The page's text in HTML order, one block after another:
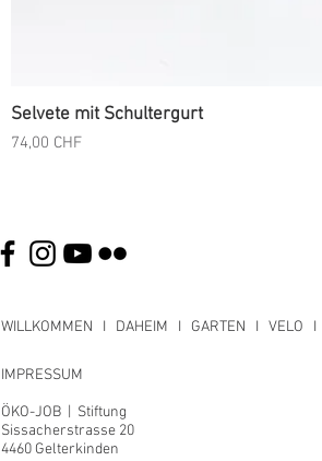
Selvete mit Schultergurt
Preis
74,00 CHF
WILLKOMMEN I DAHEIM I GARTEN I VELO I
IMPRESSUM
ÖKO-JOB | Stiftung
Sissacherstrasse 20
4460 Gelterkinden